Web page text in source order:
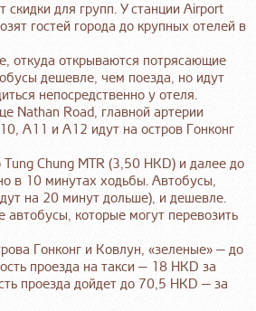
скидки для групп. У станции Airport
гостей города до крупных отелей в
откуда открываются потрясающие
дешевле, чем поезда, но идут
непосредственно у отеля.
Nathan Road, главной артерии
A11 и A12 идут на остров Гонконг
Chung MTR (3,50 HKD) и далее до
в 10 минутах ходьбы. Автобусы,
на 20 минут дольше), и дешевле.
которые могут перевозить
Гонконг и Ковлун, «зеленые» — до
проезда на такси — 18 HKD за
проезда дойдет до 70,5 HKD — за